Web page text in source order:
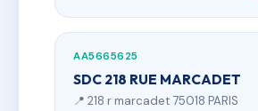
AA5665625
SDC 218 RUE MARCADET
📍 218 r marcadet 75018 PARIS